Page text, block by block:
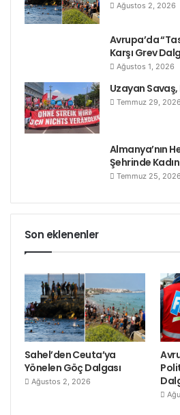
Ağustos 2, 2026
Avrupa’da
Karşı Grev
Ağustos 1, 2026
Uzayan
Temmuz 29, 2026
Almanya’nın
Şehrinde
Temmuz 25, 2026
Son eklenenler
Sahel’den Ceuta’ya
Yönelen Göç Dalgası
Ağustos 2, 2026